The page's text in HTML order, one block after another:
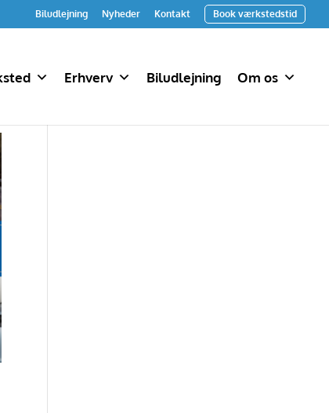
Biludlejning Nyheder Kontakt Book værkstedstid
Erhverv Biludlejning Om os